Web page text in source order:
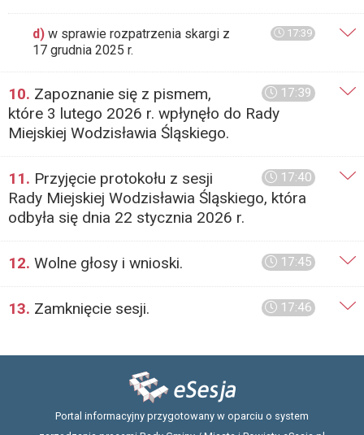
17:39
d) w sprawie rozpatrzenia skargi z
17 grudnia 2025 r.
17:39
10. Zapoznanie się z pismem,
które 3 lutego 2026 r. wpłynęło do Rady
Miejskiej Wodzisławia Śląskiego.
17:40
11. Przyjęcie protokołu z sesji
Rady Miejskiej Wodzisławia Śląskiego, która
odbyła się dnia 22 stycznia 2026 r.
17:45
12. Wolne głosy i wnioski.
17:46
13. Zamknięcie sesji.
Portal informacyjny przygotowany w oparciu o system